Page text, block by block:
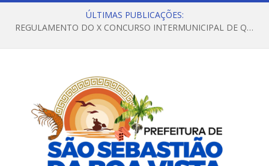
ÚLTIMAS PUBLICAÇÕES:
REGULAMENTO DO X CONCURSO INTERMUNICIPAL DE QUADRILHAS JUNINAS – 2026 – ARRAIÁ DA VENEZA